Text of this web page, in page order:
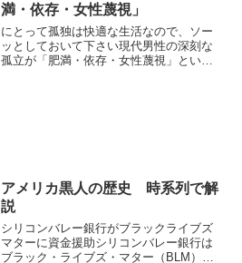
満・依存・女性蔑視」
にとって孤独は快適な生活なので、ソー
ッとしておいて下さい現代男性の深刻な
孤立が「肥満・依存・女性蔑視」という
アメリカ黒人の歴史 時系列で解
説
シリコンバレー銀行がブラックライブズ
マターに資金援助シリコンバレー銀行は
ブラック・ライブズ・マター（BLM）運